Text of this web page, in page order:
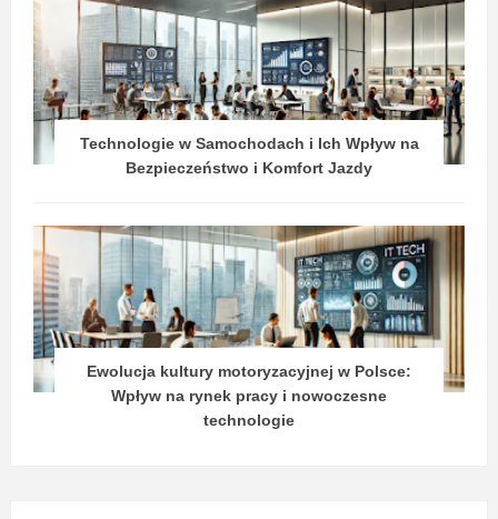
Technologie w Samochodach i Ich Wpływ na
Bezpieczeństwo i Komfort Jazdy
Ewolucja kultury motoryzacyjnej w Polsce:
Wpływ na rynek pracy i nowoczesne
technologie